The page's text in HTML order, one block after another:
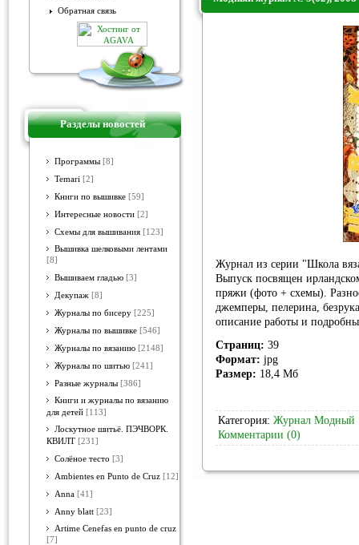
Обратная связь
Разделы новостей
Программы [8]
Temari [2]
Книги по вышивке [59]
Интересные новости [2]
Схемы для вышивания [123]
Вышивка шелковыми лентами
[8]
Вышиваем гладью [3]
Декупаж [8]
Журналы по бисеру [225]
Журналы по вышивке [546]
Журналы по вязанию [2148]
Журналы по шитью [241]
Разные журналы [386]
Книги и журналы по вязанию
для детей [113]
Лоскутное шитьё. ПЭЧВОРК.
КВИЛТ [231]
Солёное тесто [3]
Ambientes en Punto de Cruz [12]
Anna [41]
Anny blatt [23]
Artime Cenefas en punto de cruz
[7]
Журнал из серии "Школа
Выпуск посвящен
пряжи (фото + схемы).
джемперы, пелерина,
описание работы и
Страниц: 39
Формат: jpg
Размер: 18,4 Мб
Категория: Журнал Модный
Комментарии (0)